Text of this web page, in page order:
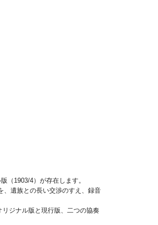
（1903/4）が存在します。
、遺族との長い交渉のすえ、録音
ジナル版と現行版、二つの協奏